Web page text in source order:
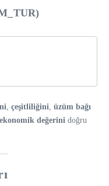
çeşitliliğini üzüm bağı
ekonomik değerini doğru